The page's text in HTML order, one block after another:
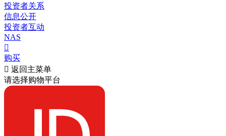
投资者关系
信息公开
投资者互动
NAS

购买
 返回主菜单
请选择购物平台